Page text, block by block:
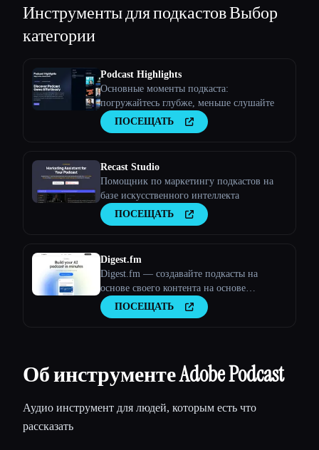
Инструменты для подкастовВыбор
категории
Podcast Highlights
Основные моменты подкаста:
погружайтесь глубже, меньше слушайте
ПОСЕЩАТЬ
Recast Studio
Помощник по маркетингу подкастов на
базе искусственного интеллекта
ПОСЕЩАТЬ
Digest.fm
Digest.fm — создавайте подкасты на
основе своего контента на основе
искусственного интеллекта и запускайте
их на Spotify, YouTube и Apple Podcasts за
ПОСЕЩАТЬ
Об инструменте Adobe Podcast
Аудио инструмент для людей, которым есть что
рассказать